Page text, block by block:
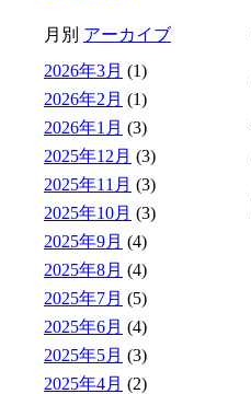
月別 アーカイブ
2026年3月 (1)
2026年2月 (1)
2026年1月 (3)
2025年12月 (3)
2025年11月 (3)
2025年10月 (3)
2025年9月 (4)
2025年8月 (4)
2025年7月 (5)
2025年6月 (4)
2025年5月 (3)
2025年4月 (2)